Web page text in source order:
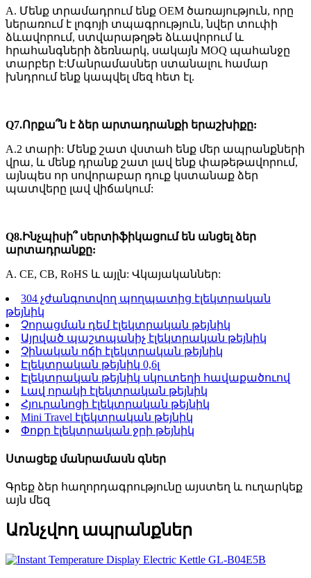
A. Մենք տրամադրում ենք OEM ծառայություն, որը
ներառում է լոգոյի տպագրություն, նվեր տուփի
ձևավորում, ստվարաթղթե ձևավորում և
հրահանգների ձեռնարկ, սակայն MOQ պահանջը
տարբեր է:Մանրամասներ ստանալու համար
խնդրում ենք կապվել մեզ հետ էլ.
Q7.Որքա՞ն է ձեր արտադրանքի երաշխիքը:
A.2 տարի: Մենք շատ վստահ ենք մեր ապրանքների
վրա, և մենք դրանք շատ լավ ենք փաթեթավորում,
այնպես որ սովորաբար դուք կստանաք ձեր
պատվերը լավ վիճակում:
Q8.Ինչպիսի՞ սերտիֆիկացում են անցել ձեր
արտադրանքը:
A. CE, CB, RoHS և այլն: Վկայականներ:
304 չժանգոտվող պողպատից էլեկտրական
թեյնիկ
Չորացման դեմ էլեկտրական թեյնիկ
Այրված պաշտպանիչ էլեկտրական թեյնիկ
Չինական ոճի էլեկտրական թեյնիկ
Էլեկտրական թեյնիկ 0,6լ
Էլեկտրական թեյնիկ սկուտեղի հավաքածուով
Լավ որակի էլեկտրական թեյնիկ
Հյուրանոցի էլեկտրական թեյնիկ
Mini Travel էլեկտրական թեյնիկ
Փոքր էլեկտրական ջրի թեյնիկ
Ստացեք մանրամասն գներ
Գրեք ձեր հաղորդագրությունը այստեղ և ուղարկեք
այն մեզ
Առնչվող ապրանքներ